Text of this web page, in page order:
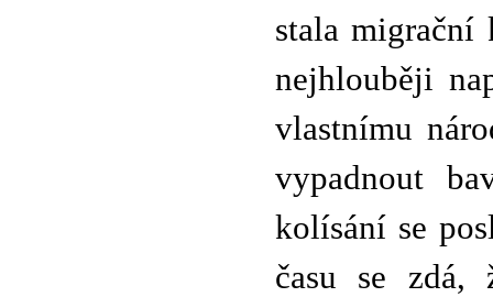
stala migrační
nejhlouběji
vlastnímu
vypadnout
kolísání se
času se zdá,